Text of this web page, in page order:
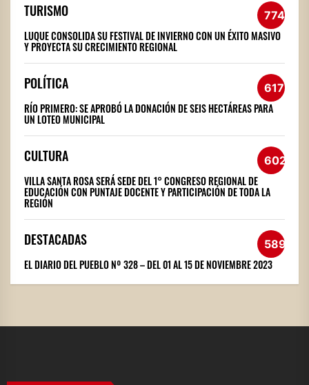
TURISMO 774
LUQUE CONSOLIDA SU FESTIVAL DE INVIERNO CON UN ÉXITO MASIVO
Y PROYECTA SU CRECIMIENTO REGIONAL
POLÍTICA 617
RÍO PRIMERO: SE APROBÓ LA DONACIÓN DE SEIS HECTÁREAS PARA
UN LOTEO MUNICIPAL
CULTURA 602
VILLA SANTA ROSA SERÁ SEDE DEL 1° CONGRESO REGIONAL DE
EDUCACIÓN CON PUNTAJE DOCENTE Y PARTICIPACIÓN DE TODA LA
REGIÓN
DESTACADAS 589
EL DIARIO DEL PUEBLO Nº 328 – DEL 01 AL 15 DE NOVIEMBRE 2023